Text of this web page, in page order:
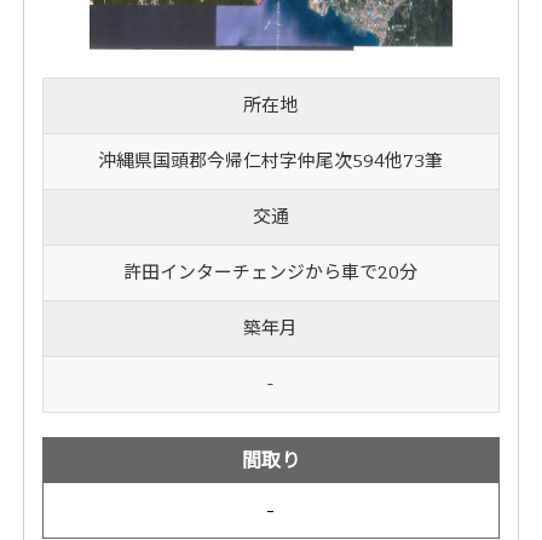
所在地
沖縄県国頭郡今帰仁村字仲尾次594他73筆
交通
許田インターチェンジから車で20分
築年月
-
間取り
-